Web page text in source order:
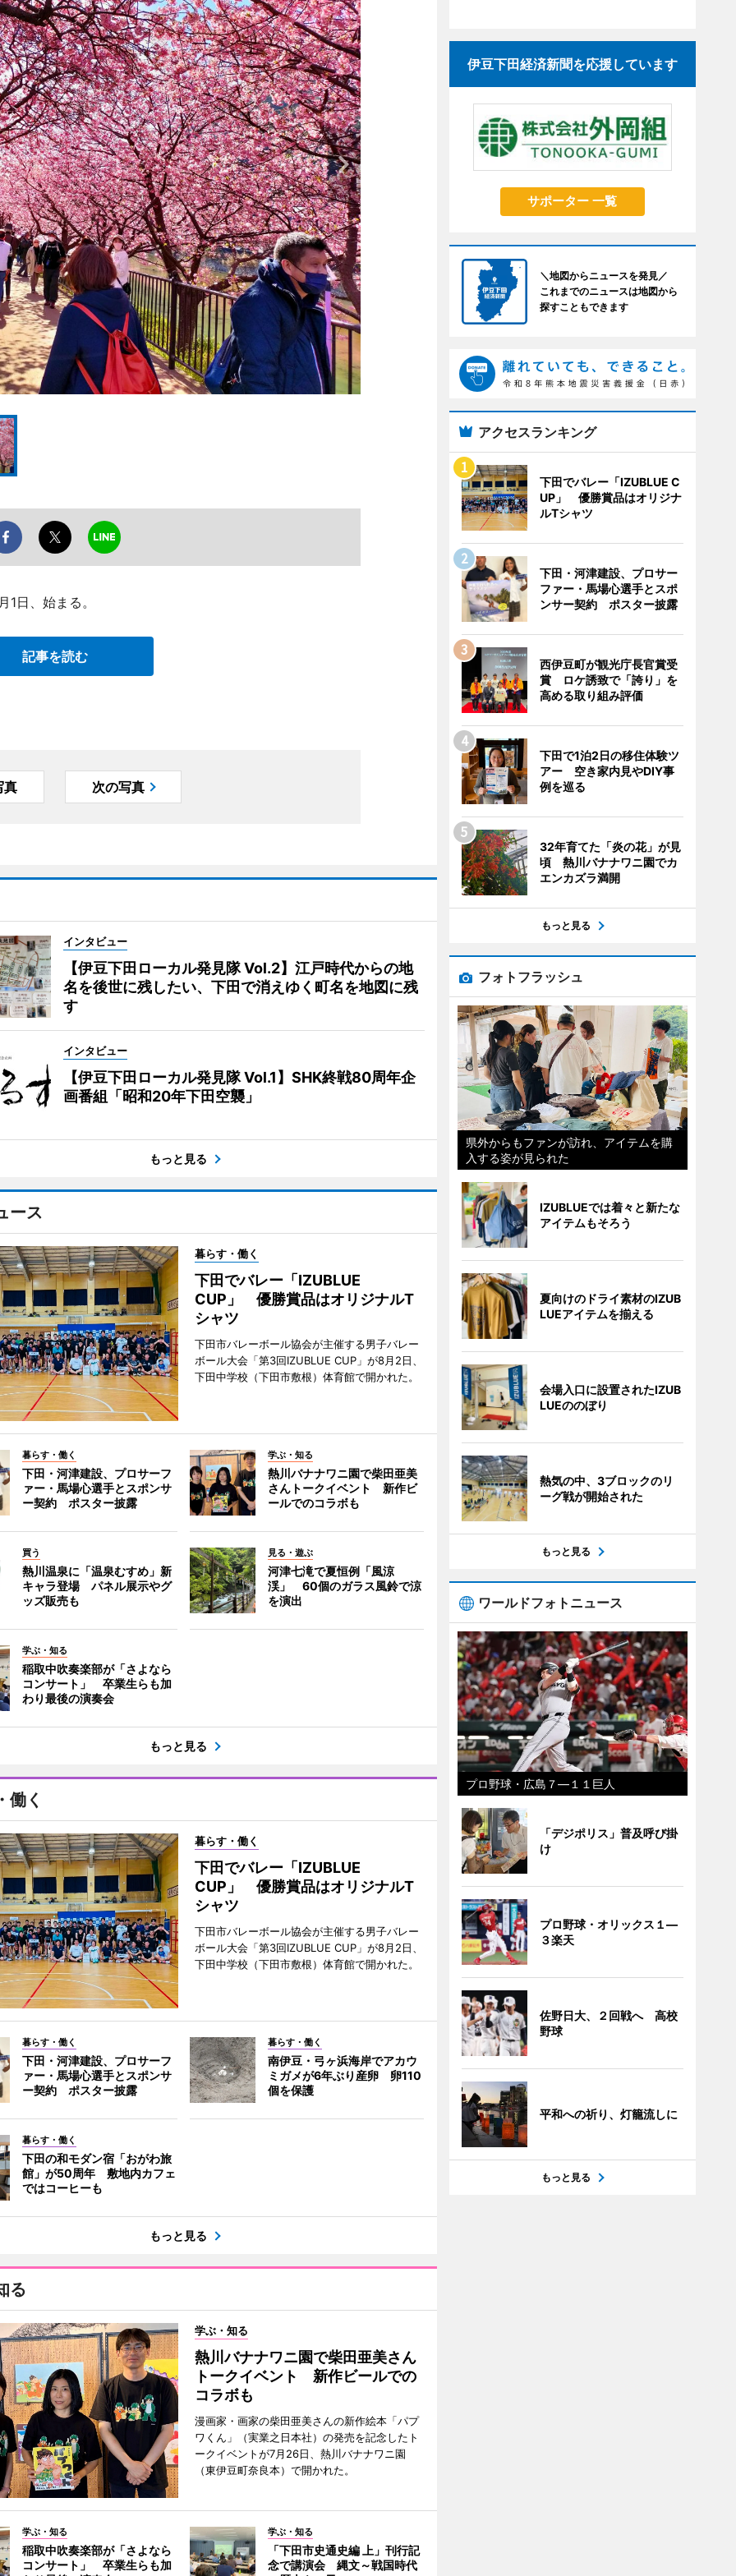
日、始まる。
記事を読む
真 次の写真
インタビュー
【伊豆下田ローカル発見隊 Vol.2】江戸時代からの地
名を後世に残したい、下田で消えゆく町名を地図に残
す
インタビュー
【伊豆下田ローカル発見隊 Vol.1】SHK終戦80周年企
画番組「昭和20年下田空襲」
もっと見る
ース
暮らす・働く
下田でバレー「IZUBLUE
CUP」 優勝賞品はオリジナルT
シャツ
下田市バレーボール協会が主催する男子バレー
ボール大会「第3回IZUBLUE CUP」が8月2日、
下田中学校（下田市敷根）体育館で開かれた。
暮らす・働く
下田・河津建設、プロサーフ
ァー・馬場心選手とスポンサ
ー契約 ポスター披露
学ぶ・知る
熱川バナナワニ園で柴田亜美
さんトークイベント 新作ビ
ールでのコラボも
買う
熱川温泉に「温泉むすめ」新
キャラ登場 パネル展示やグ
ッズ販売も
見る・遊ぶ
河津七滝で夏恒例「風涼
渓」 60個のガラス風鈴で涼
を演出
学ぶ・知る
稲取中吹奏楽部が「さよなら
コンサート」 卒業生らも加
わり最後の演奏会
もっと見る
働く
暮らす・働く
下田でバレー「IZUBLUE
CUP」 優勝賞品はオリジナルT
シャツ
下田市バレーボール協会が主催する男子バレー
ボール大会「第3回IZUBLUE CUP」が8月2日、
下田中学校（下田市敷根）体育館で開かれた。
暮らす・働く
下田・河津建設、プロサーフ
ァー・馬場心選手とスポンサ
ー契約 ポスター披露
暮らす・働く
南伊豆・弓ヶ浜海岸でアカウ
ミガメが6年ぶり産卵 卵110
個を保護
暮らす・働く
下田の和モダン宿「おがわ旅
館」が50周年 敷地内カフェ
ではコーヒーも
もっと見る
る
学ぶ・知る
熱川バナナワニ園で柴田亜美さん
トークイベント 新作ビールでの
コラボも
漫画家・画家の柴田亜美さんの新作絵本「パプ
ワくん」（実業之日本社）の発売を記念したト
ークイベントが7月26日、熱川バナナワニ園
（東伊豆町奈良本）で開かれた。
学ぶ・知る
稲取中吹奏楽部が「さよなら
コンサート」 卒業生らも加
学ぶ・知る
「下田市史通史編 上」刊行記
念で講演会 縄文～戦国時代
伊豆下田経済新聞を応援しています
サポーター 一覧
＼地図からニュースを発見／
これまでのニュースは地図から
探すこともできます
アクセスランキング
下田でバレー「IZUBLUE C
UP」 優勝賞品はオリジナ
ルTシャツ
下田・河津建設、プロサー
ファー・馬場心選手とスポ
ンサー契約 ポスター披露
西伊豆町が観光庁長官賞受
賞 ロケ誘致で「誇り」を
高める取り組み評価
下田で1泊2日の移住体験ツ
アー 空き家内見やDIY事
例を巡る
32年育てた「炎の花」が見
頃 熱川バナナワニ園でカ
エンカズラ満開
もっと見る
フォトフラッシュ
県外からもファンが訪れ、アイテムを購
入する姿が見られた
IZUBLUEでは着々と新たな
アイテムもそろう
夏向けのドライ素材のIZUB
LUEアイテムを揃える
会場入口に設置されたIZUB
LUEののぼり
熱気の中、3ブロックのリ
ーグ戦が開始された
もっと見る
ワールドフォトニュース
プロ野球・広島７―１１巨人
「デジポリス」普及呼び掛
け
プロ野球・オリックス１―
３楽天
佐野日大、２回戦へ 高校
野球
平和への祈り、灯籠流しに
もっと見る